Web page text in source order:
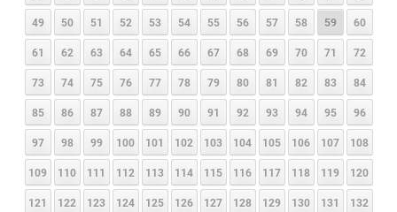
49 50 51 52 53 54 55 56 57 58 59 60
61 62 63 64 65 66 67 68 69 70 71 72
73 74 75 76 77 78 79 80 81 82 83 84
85 86 87 88 89 90 91 92 93 94 95 96
97 98 99 100 101 102 103 104 105 106 107 108
109 110 111 112 113 114 115 116 117 118 119 120
121 122 123 124 125 126 127 128 129 130 131 132